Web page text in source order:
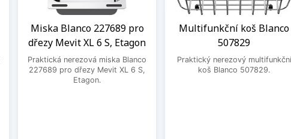
Miska Blanco 227689 pro
dřezy Mevit XL 6 S, Etagon
Praktická nerezová miska Blanco
227689 pro dřezy Mevit XL 6 S,
Etagon.
Multifunkční koš Blanco
507829
Praktický nerezový multifunkční
koš Blanco 507829.